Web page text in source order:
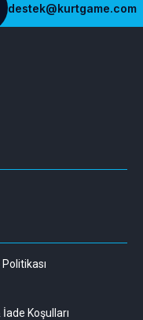
destek@kurtgame.com
Koşulları